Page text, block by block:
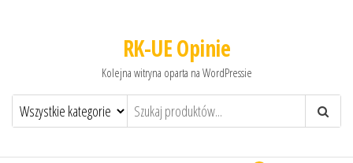
RK-UE Opinie
Kolejna witryna oparta na WordPressie